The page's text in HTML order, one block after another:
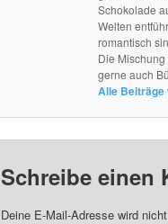
Schokolade
Welten
romantisch
Die
gerne auch
Alle Beiträge
Schreibe einen
Deine E-Mail-Adresse wird